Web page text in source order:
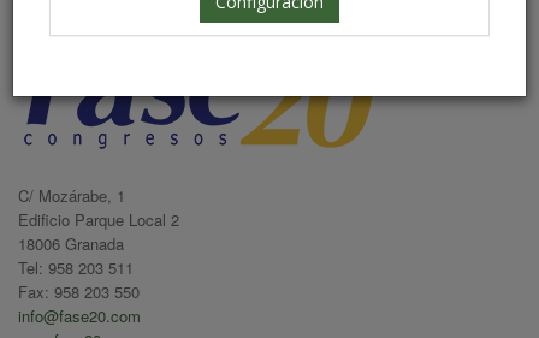
C/ Mozárabe, 1
Edificio Parque Local 2
18006 Granada
Tel: 958 203 511
Fax: 958 203 550
info@fase20.com